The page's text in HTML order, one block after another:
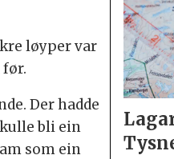
løyper var
Der hadde
bli ein
som ein